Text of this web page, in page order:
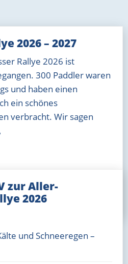
2026 – 2027
Rallye 2026 ist
300 Paddler waren
und haben einen
ein schönes
verbracht. Wir sagen
472
zur Aller-
2026
und Schneeregen –